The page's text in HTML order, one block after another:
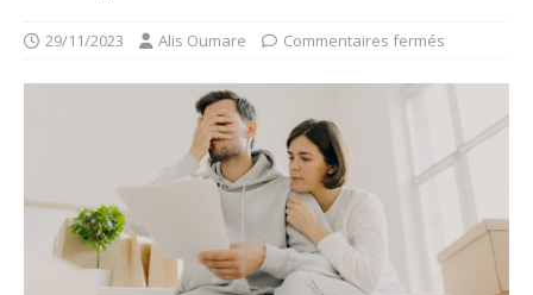
29/11/2023 Alis Oumare Commentaires fermés